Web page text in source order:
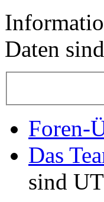
Daten
Foren-
Das
sind